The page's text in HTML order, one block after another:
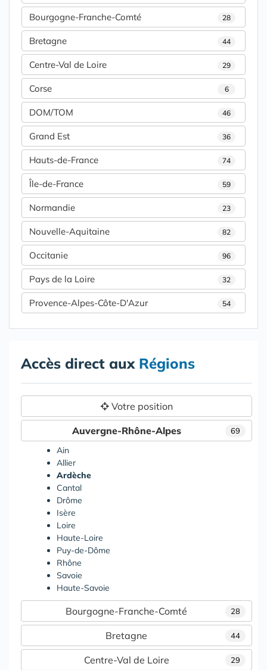
Bourgogne-Franche-Comté 28
Bretagne 44
Centre-Val de Loire 29
Corse 6
DOM/TOM 46
Grand Est 36
Hauts-de-France 74
Île-de-France 59
Normandie 23
Nouvelle-Aquitaine 82
Occitanie 96
Pays de la Loire 32
Provence-Alpes-Côte-D'Azur 54
Accès direct aux Régions
Votre position
69
Auvergne-Rhône-Alpes
Ain
Allier
Ardèche
Cantal
Drôme
Isère
Loire
Haute-Loire
Puy-de-Dôme
Rhône
Savoie
Haute-Savoie
28
Bourgogne-Franche-Comté
44
Bretagne
29
Centre-Val de Loire